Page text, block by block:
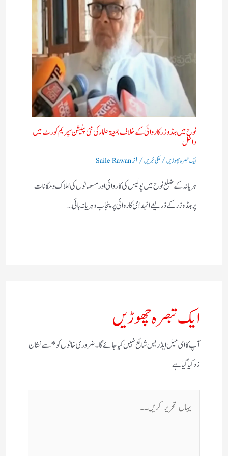
نوح میں بلڈوزر کاروائی کے خلاف جمعیۃ علماء کی نئی پٹیشن سپریم کورٹ میں
داخل
ایک تبصرہ چھوڑیں/ملکی خبریں/ ازSaile Rawan
ہریانہ کے ضلع نوح میں پولیس کی کاروائی اور مسلمانوں کی املاک و مکانات
پر بلڈوزر کے ذریعے انہدامی کاروائی پر پنجاب و ہریانہ ہائی…
ایک تبصرہ چھوڑیں
آپ کا ای میل ایڈریس شائع نہیں کیا جائے گا۔ضروری خانوں کو*سے نشان
زد کیا گیا ہے
یہاں
تحریر